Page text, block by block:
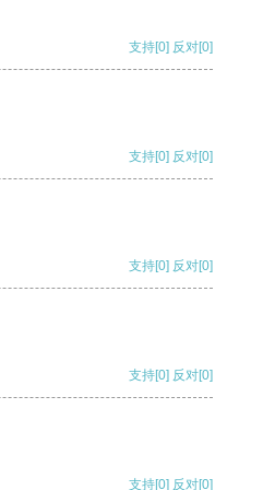
支持[0] 反对[0]
支持[0] 反对[0]
支持[0] 反对[0]
支持[0] 反对[0]
支持[0] 反对[0]